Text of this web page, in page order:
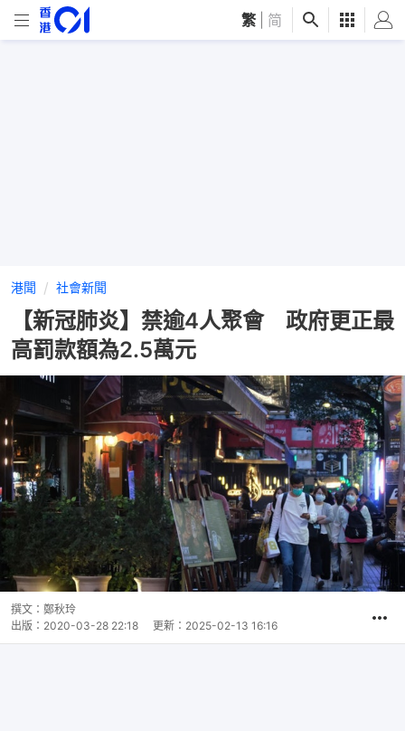
繁 简
港聞 社會新聞
【新冠肺炎】禁逾4人聚會 政府更正最
高罰款額為2.5萬元
撰文： 鄭秋玲
出版： 2020-03-28 22:18 更新： 2025-02-13 16:16